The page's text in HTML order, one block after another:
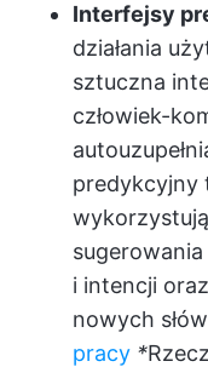
Interfejsy
działania
sztuczna
człowiek-
predykcyjny
i intencji
nowych słów
pracy *